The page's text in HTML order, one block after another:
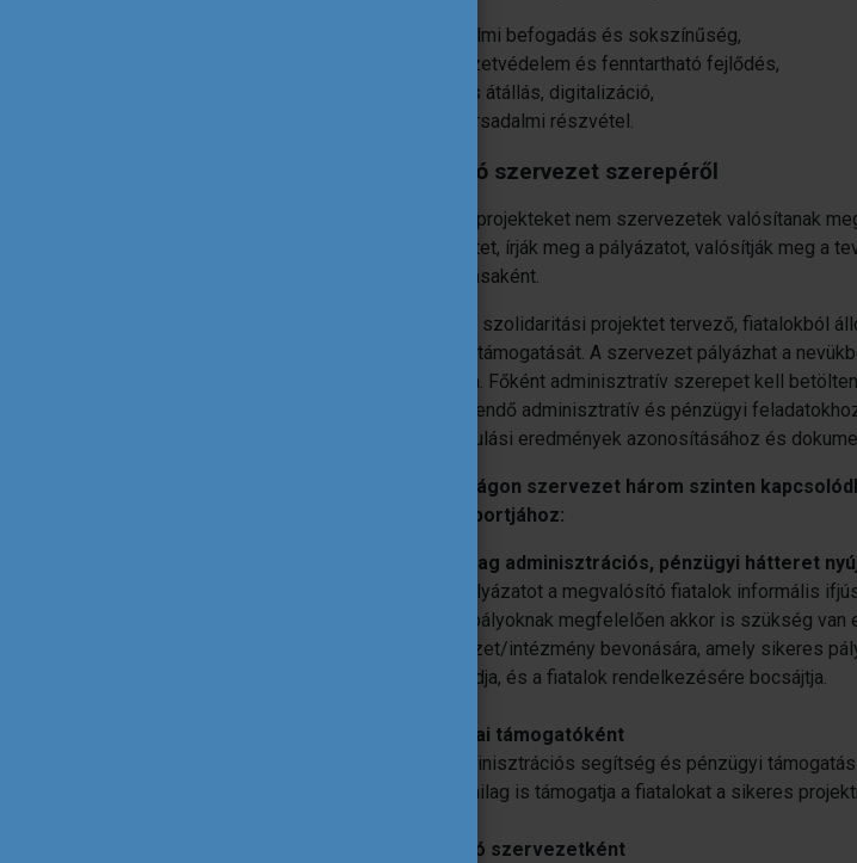
társadalmi befogadás és sokszínűség,
környezetvédelem és fenntartható fejlődés,
digitális átállás, digitalizáció,
aktív társadalmi részvétel.
A befogadó szervezet szerepéről
Szolidaritási projekteket nem szervezetek valósítanak
meg a projektet, írják meg a pályázatot, valósítják meg a
projekt lezárásaként.
Ugyanakkor a szolidaritási projektet tervező, fiatalokból
szervezetek támogatását. A szervezet pályázhat a
támogatására. Főként adminisztratív szerepet kell
során teljesítendő adminisztratív és pénzügyi
nyújthat a tanulási eredmények azonosításához és
Magyarországon szervezet három szinten
fiatalok csoportjához:
Kizárólag adminisztrációs, pénzügyi hátteret
Ha a pályázatot a megvalósító fiatalok informális
jogszabályoknak megfelelően akkor is szükség
szervezet/intézmény bevonására, amely sikeres
befogadja, és a fiatalok rendelkezésére bocsájtja.
Szakmai támogatóként
Az adminisztrációs segítség és pénzügyi
szakmailag is támogatja a fiatalokat a sikeres
Pályázó szervezetként